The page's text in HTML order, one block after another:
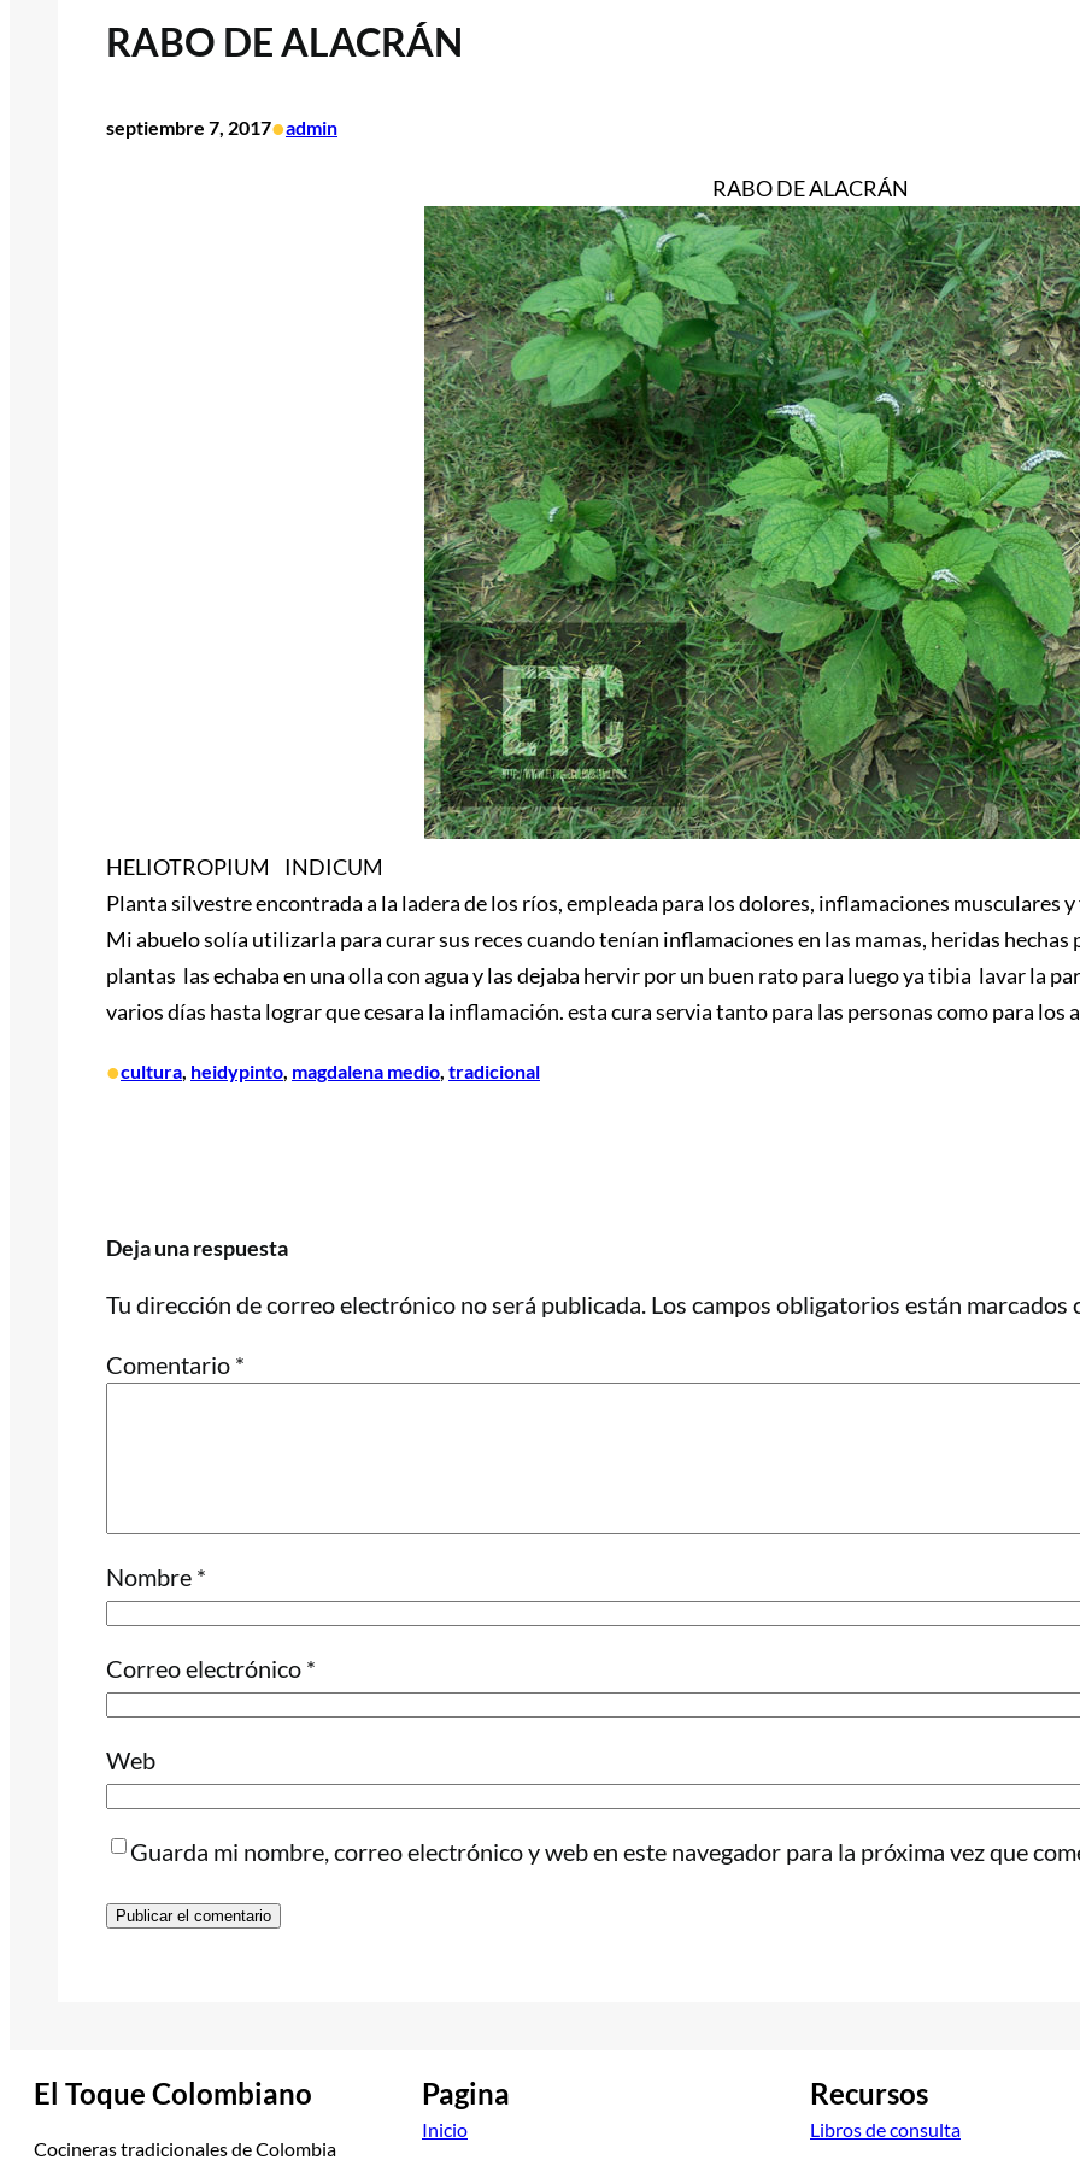
RABO DE ALACRÁN
septiembre 7, 2017•admin
RABO DE ALACRÁN
HELIOTROPIUM INDICUM
Planta silvestre encontrada a la ladera de los ríos, empleada para los dolores, inflamaciones musculares y
Mi abuelo solía utilizarla para curar sus reces cuando tenían inflamaciones en las mamas, heridas hechas
plantas las echaba en una olla con agua y las dejaba hervir por un buen rato para luego ya tibia lavar la
varios días hasta lograr que cesara la inflamación. esta cura servia tanto para las personas como para los
•cultura heidypinto magdalena medio tradicional
Deja una respuesta
Tu dirección de correo electrónico no será publicada. Los campos obligatorios están marcados
Comentario *
Nombre *
Correo electrónico *
Web
Guarda mi nombre, correo electrónico y web en este navegador para la próxima vez que
El Toque Colombiano
Cocineras tradicionales de Colombia
Pagina
Inicio
Recursos
Libros de consulta